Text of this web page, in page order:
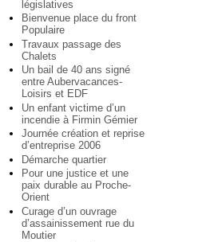
législatives
Bienvenue place du front
Populaire
Travaux passage des
Chalets
Un bail de 40 ans signé
entre Aubervacances-
Loisirs et EDF
Un enfant victime d’un
incendie à Firmin Gémier
Journée création et reprise
d’entreprise 2006
Démarche quartier
Pour une justice et une
paix durable au Proche-
Orient
Curage d’un ouvrage
d’assainissement rue du
Moutier